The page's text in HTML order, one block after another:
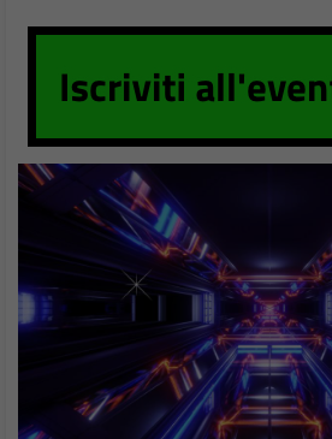
fare tutto, dalla regolazione dei colori
un livello molto fine, o semplicemente
pochi secondi. Nonostante la ricchezza
Originariamente un’app indipendente,
da Google. Come molte app del gigante
gratis.